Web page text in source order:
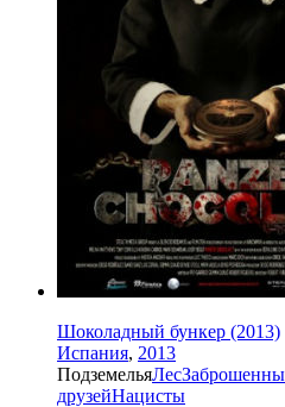
Шоколадный бункер (2013)
Испания, 2013
ПодземельяЛес
друзейНацисты